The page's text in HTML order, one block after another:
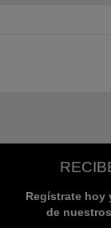
Regístrate hoy
de